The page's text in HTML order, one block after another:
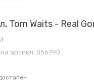
Tom Waits - Real
артикл: 056790